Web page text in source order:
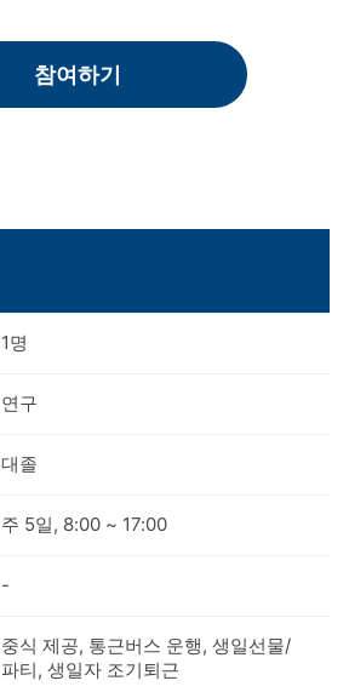
참여하기
1명
연구
대졸
주 5일, 8:00 ~ 17:00
-
중식 제공, 통근버스 운행, 생일선물/
파티, 생일자 조기퇴근